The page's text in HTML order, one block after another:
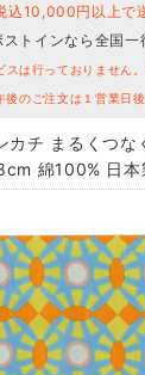
込10,000円以上で
ストインなら全国
スは行っておりません
後のご注文は１営業日後
カチ まるくつ
綿100% 日